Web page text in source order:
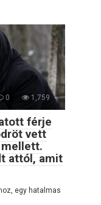
0 1,759
férje
vett
attól, amit
egy hatalmas